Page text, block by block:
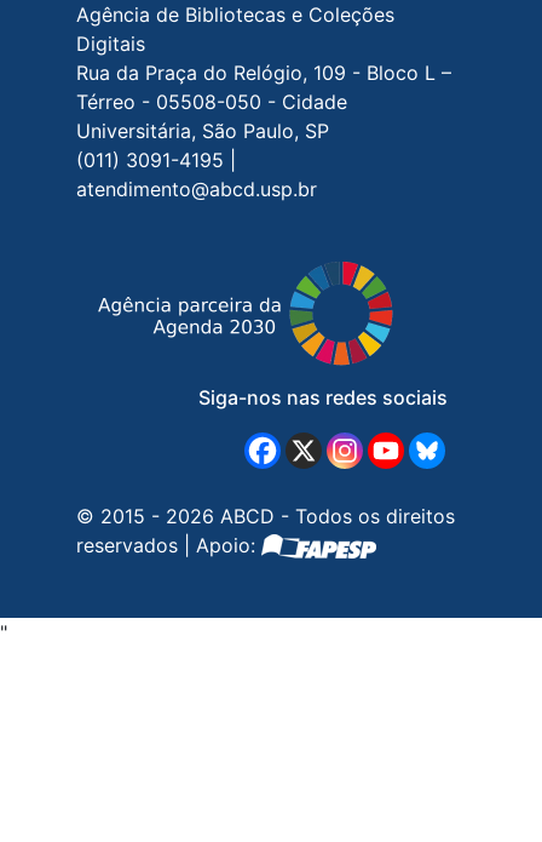
Agência de Bibliotecas e Coleções
Digitais
Rua da Praça do Relógio, 109 - Bloco L –
Térreo - 05508-050 - Cidade
Universitária, São Paulo, SP
(011) 3091-4195 |
atendimento@abcd.usp.br
Siga-nos nas redes sociais
© 2015 - 2026 ABCD - Todos os direitos
reservados | Apoio:
"